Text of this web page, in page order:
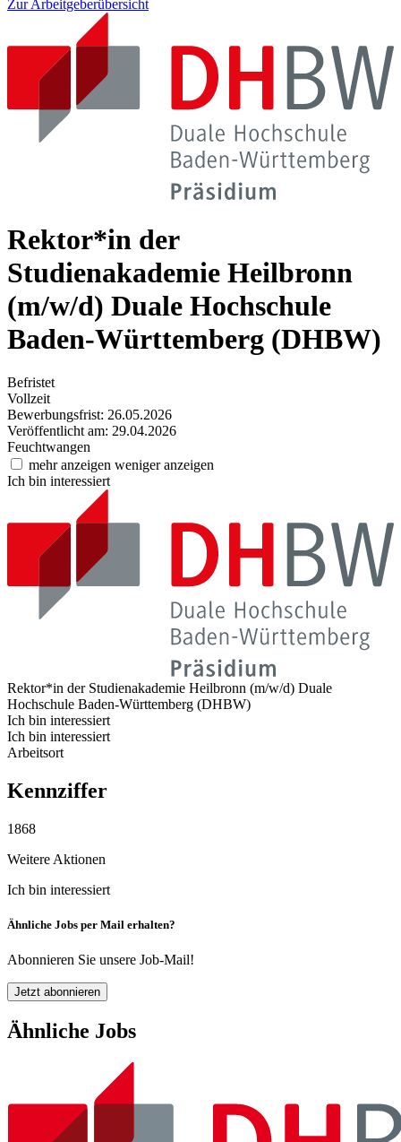
Zur Arbeitgeberübersicht
Rektor*in der
Studienakademie Heilbronn
(m/w/d) Duale Hochschule
Baden-Württemberg (DHBW)
Befristet
Vollzeit
Bewerbungsfrist: 26.05.2026
Veröffentlicht am: 29.04.2026
Feuchtwangen
mehr anzeigen weniger anzeigen
Ich bin interessiert
Rektor*in der Studienakademie Heilbronn (m/w/d) Duale
Hochschule Baden-Württemberg (DHBW)
Ich bin interessiert
Ich bin interessiert
Arbeitsort
Kennziffer
1868
Weitere Aktionen
Ich bin interessiert
Ähnliche Jobs per Mail erhalten?
Abonnieren Sie unsere Job-Mail!
Jetzt abonnieren
Ähnliche Jobs